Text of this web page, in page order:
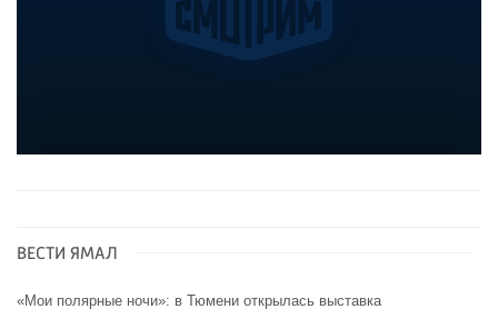
ВЕСТИ ЯМАЛ
«Мои полярные ночи»: в Тюмени открылась выставка